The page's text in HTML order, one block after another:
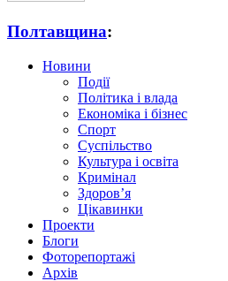
Полтавщина:
Новини
Події
Політика і влада
Економіка і бізнес
Спорт
Суспільство
Культура і освіта
Кримінал
Здоров’я
Цікавинки
Проекти
Блоги
Фоторепортажі
Архів